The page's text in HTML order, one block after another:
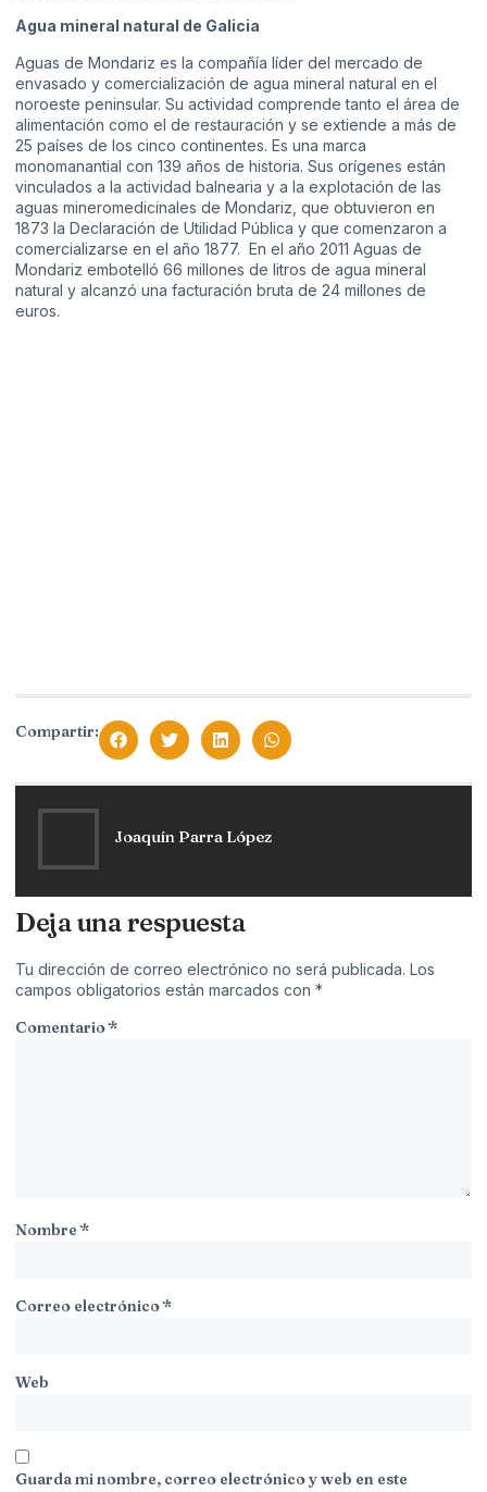
Agua mineral natural de Galicia
Aguas de Mondariz es la compañía líder del mercado de
envasado y comercialización de agua mineral natural en el
noroeste peninsular. Su actividad comprende tanto el área de
alimentación como el de restauración y se extiende a más de
25 países de los cinco continentes. Es una marca
monomanantial con 139 años de historia. Sus orígenes están
vinculados a la actividad balnearia y a la explotación de las
aguas mineromedicinales de Mondariz, que obtuvieron en
1873 la Declaración de Utilidad Pública y que comenzaron a
comercializarse en el año 1877. En el año 2011 Aguas de
Mondariz embotelló 66 millones de litros de agua mineral
natural y alcanzó una facturación bruta de 24 millones de
euros.
Compartir:
Joaquín Parra López
Deja una respuesta
Tu dirección de correo electrónico no será publicada. Los
campos obligatorios están marcados con *
Comentario*
Nombre*
Correo electrónico*
Web
Guarda mi nombre, correo electrónico y web en este